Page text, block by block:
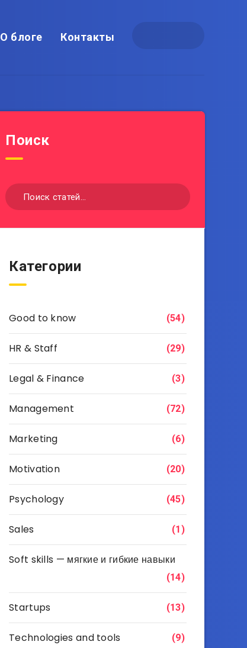
О блоге Контакты
Поиск
Категории
Good to know (54)
HR & Staff (29)
Legal & Finance (3)
Management (72)
Marketing (6)
Motivation (20)
Psychology (45)
Sales (1)
Soft skills — мягкие и гибкие навыки
(14)
Startups (13)
Technologies and tools (9)